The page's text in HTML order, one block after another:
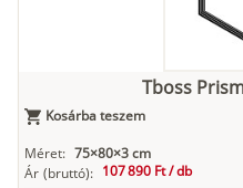
Tboss
Kosárba teszem
Méret: 75×80×3 cm
Ár (bruttó): 107 890 Ft /db